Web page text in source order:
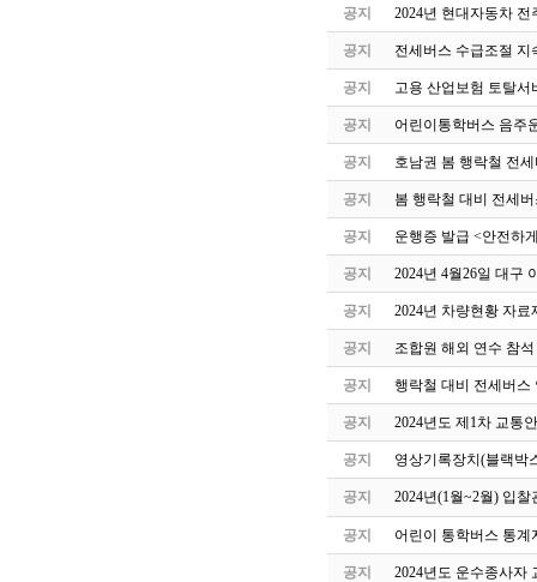
공지 2024년 현대자동차
공지 전세버스 수급조절 지
공지 고용 산업보험 토탈서
공지 어린이통학버스 음주
공지 호남권 봄 행락철 전
공지 봄 행락철 대비 전세
공지 운행증 발급 <안전하
공지 2024년 4월26일 대구
공지 2024년 차량현황 자료
공지 조합원 해외 연수 참
공지 행락철 대비 전세버스
공지 2024년도 제1차 교통
공지 영상기록장치(블랙박
공지 2024년(1월~2월) 입
공지 어린이 통학버스 통계
공지 2024년도 운수종사자